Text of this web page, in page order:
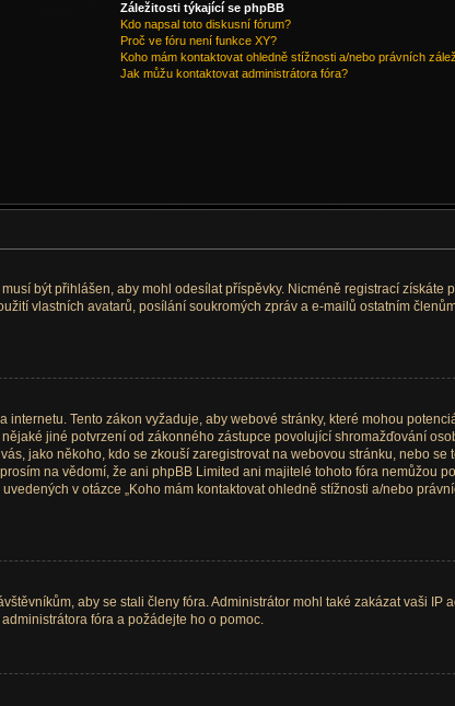
Záležitosti týkající se phpBB
Kdo napsal toto diskusní fórum?
Proč ve fóru není funkce XY?
Koho mám kontaktovat ohledně stížnosti a/nebo právních
Jak můžu kontaktovat administrátora fóra?
být přihlášen, aby mohl odesílat příspěvky. Nicméně registrací získáte
vlastních avatarů, posílání soukromých zpráv a e-mailů ostatním
Tento zákon vyžaduje, aby webové stránky, které mohou
jiné potvrzení od zákonného zástupce povolující shromažďování
jako někoho, kdo se zkouší zaregistrovat na webovou stránku, nebo se
na vědomí, že ani phpBB Limited ani majitelé tohoto fóra nemůžou
v otázce „Koho mám kontaktovat ohledně stížnosti a/nebo
aby se stali členy fóra. Administrátor mohl také zakázat vaši IP
fóra a požádejte ho o pomoc.